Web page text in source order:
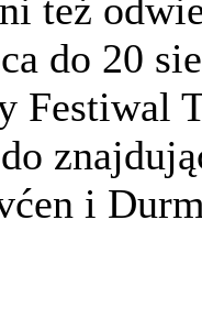
też
do 20
Festiwal
i